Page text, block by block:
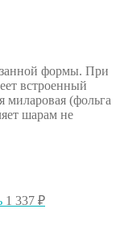
формы. При
встроенный
миларовая (фольга
шарам не
1 337 ₽